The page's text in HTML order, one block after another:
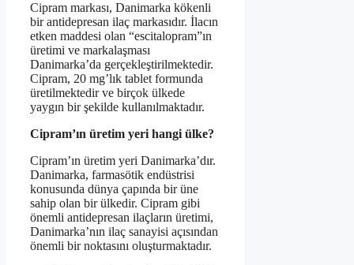
Cipram markası, Danimarka kökenli
bir antidepresan ilaç markasıdır. İlacın
etken maddesi olan “escitalopram”ın
üretimi ve markalaşması
Danimarka’da gerçekleştirilmektedir.
Cipram, 20 mg’lık tablet formunda
üretilmektedir ve birçok ülkede
yaygın bir şekilde kullanılmaktadır.
Cipram’ın üretim yeri hangi ülke?
Cipram’ın üretim yeri Danimarka’dır.
Danimarka, farmasötik endüstrisi
konusunda dünya çapında bir üne
sahip olan bir ülkedir. Cipram gibi
önemli antidepresan ilaçların üretimi,
Danimarka’nın ilaç sanayisi açısından
önemli bir noktasını oluşturmaktadır.